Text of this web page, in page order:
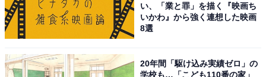
い、「業と罪」を描く『映画ち
いかわ』から強く連想した映画
8選
20年間「駆け込み実績ゼロ」の
学校も…「こども110番の家」